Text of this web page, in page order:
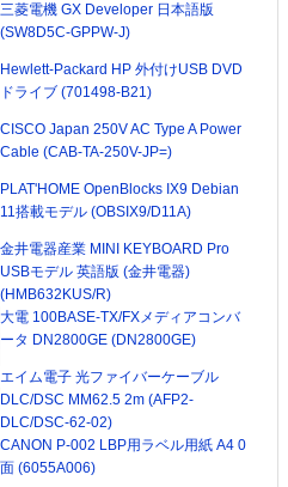
三菱電機 GX Developer 日本語版
(SW8D5C-GPPW-J)
Hewlett-Packard HP 外付けUSB DVD
ドライブ (701498-B21)
CISCO Japan 250V AC Type A Power
Cable (CAB-TA-250V-JP=)
PLAT'HOME OpenBlocks IX9 Debian
11搭載モデル (OBSIX9/D11A)
金井電器産業 MINI KEYBOARD Pro
USBモデル 英語版 (金井電器)
(HMB632KUS/R)
大電 100BASE-TX/FXメディアコンバ
ータ DN2800GE (DN2800GE)
エイム電子 光ファイバーケーブル
DLC/DSC MM62.5 2m (AFP2-
DLC/DSC-62-02)
CANON P-002 LBP用ラベル用紙 A4 0
面 (6055A006)